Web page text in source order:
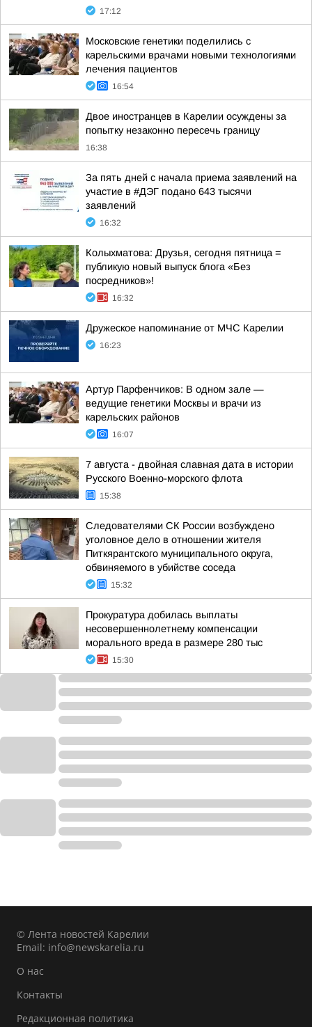
17:12
Московские генетики поделились с
карельскими врачами новыми технологиями
лечения пациентов
16:54
Двое иностранцев в Карелии осуждены за
попытку незаконно пересечь границу
16:38
За пять дней с начала приема заявлений на
участие в #ДЭГ подано 643 тысячи
заявлений
16:32
Колыхматова: Друзья, сегодня пятница =
публикую новый выпуск блога «Без
посредников»!
16:32
Дружеское напоминание от МЧС Карелии
16:23
Артур Парфенчиков: В одном зале —
ведущие генетики Москвы и врачи из
карельских районов
16:07
7 августа - двойная славная дата в истории
Русского Военно-морского флота
15:38
Следователями СК России возбуждено
уголовное дело в отношении жителя
Питкярантского муниципального округа,
обвиняемого в убийстве соседа
15:32
Прокуратура добилась выплаты
несовершеннолетнему компенсации
морального вреда в размере 280 тыс
15:30
© Лента новостей Карелии
Email: info@newskarelia.ru
О нас
Контакты
Редакционная политика